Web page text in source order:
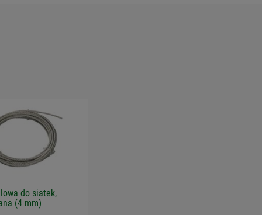
do siatek,
(4 mm)